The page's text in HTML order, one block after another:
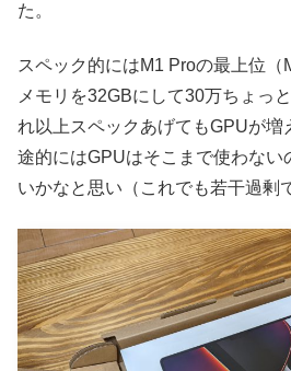
た。
スペック的にはM1 Proの最上位
メモリを32GBにして30万ちょっ
れ以上スペックあげてもGPUが増
途的にはGPUはそこまで使わない
いかなと思い（これでも若干過剰